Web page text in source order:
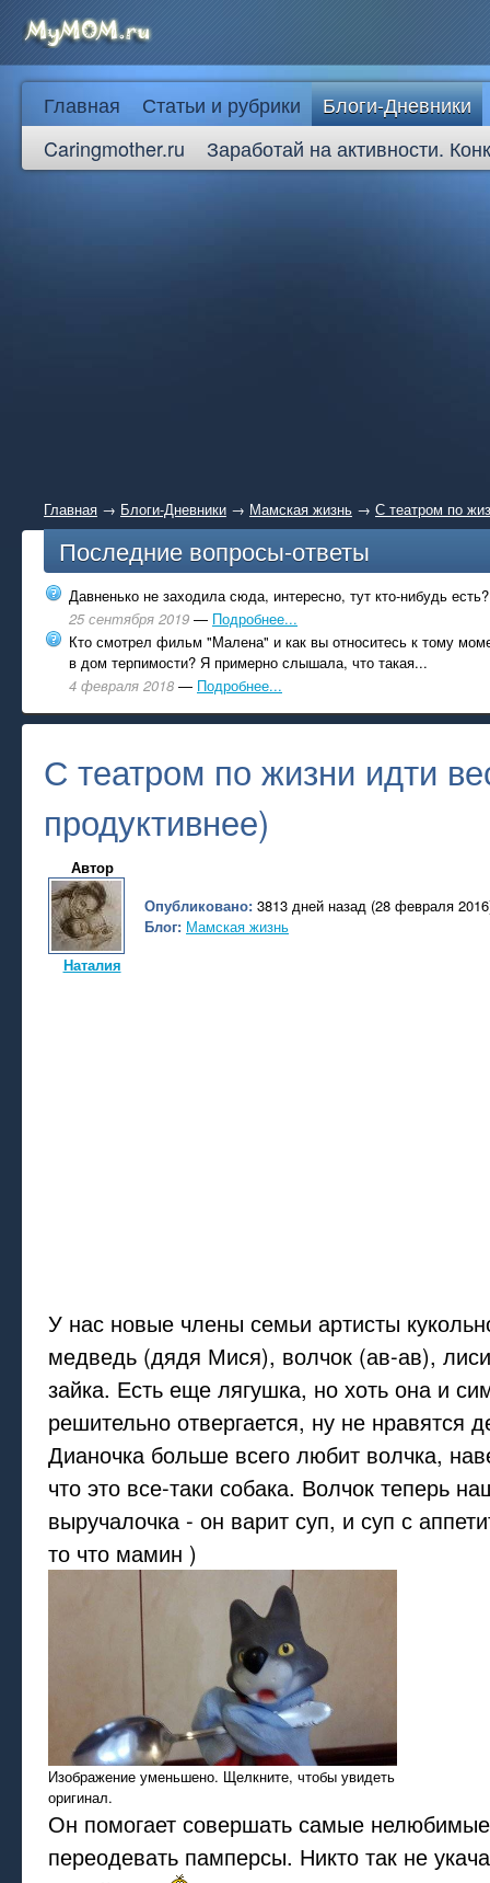
Главная Статьи и рубрики
Блоги-Дневники
Caringmother.ru
Заработай на активности.
Главная → Блоги-Дневники → Мамская жизнь → С театром по
Последние вопросы-ответы
Давненько не заходила сюда, интересно, тут кто-нибудь есть?
25 сентября 2019 — Подробнее...
Кто смотрел фильм "Малена" и как вы относитесь к тому
в дом терпимости? Я примерно слышала, что такая...
4 февраля 2018 — Подробнее...
С театром по жизни идти
продуктивнее)
Автор
Наталия
Опубликовано: 3813 дней назад (28 февраля
Блог: Мамская жизнь
У нас новые члены семьи артисты
медведь (дядя Мися), волчок (ав-ав),
зайка. Есть еще лягушка, но хоть она и
решительно отвергается, ну не нравятся
Дианочка больше всего любит волчка,
что это все-таки собака. Волчок теперь
выручалочка - он варит суп, и суп с
то что мамин )
Изображение уменьшено. Щелкните, чтобы увидеть
оригинал.
Он помогает совершать самые
переодевать памперсы. Никто так не